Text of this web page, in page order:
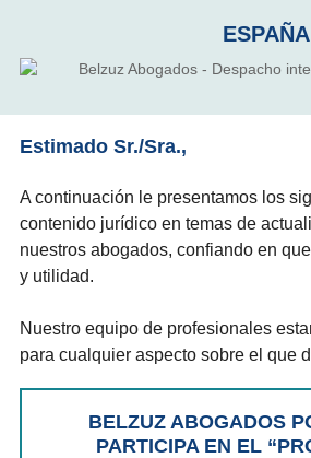
Estimado Sr./Sra.,
A continuación le presentamos los
contenido jurídico en temas de
nuestros abogados, confiando en
y utilidad.
Nuestro equipo de profesionales
para cualquier aspecto sobre el que
BELZUZ ABOGADOS
PARTICIPA EN EL